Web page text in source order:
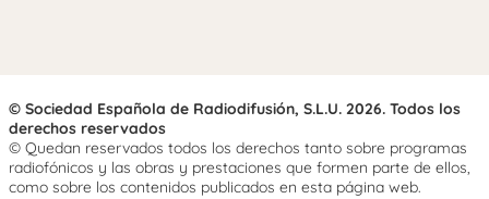
© Sociedad Española de Radiodifusión, S.L.U. 2026. Todos los
derechos reservados
© Quedan reservados todos los derechos tanto sobre programas
radiofónicos y las obras y prestaciones que formen parte de ellos,
como sobre los contenidos publicados en esta página web.